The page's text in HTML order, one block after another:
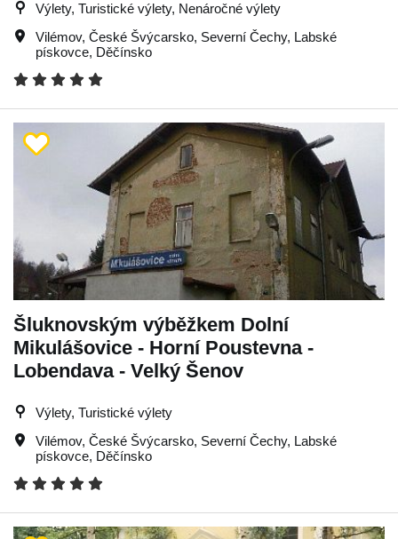
Výlety, Turistické výlety, Nenáročné výlety
Vilémov, České Švýcarsko, Severní Čechy, Labské
pískovce, Děčínsko
Šluknovským výběžkem Dolní
Mikulášovice - Horní Poustevna -
Lobendava - Velký Šenov
Výlety, Turistické výlety
Vilémov, České Švýcarsko, Severní Čechy, Labské
pískovce, Děčínsko